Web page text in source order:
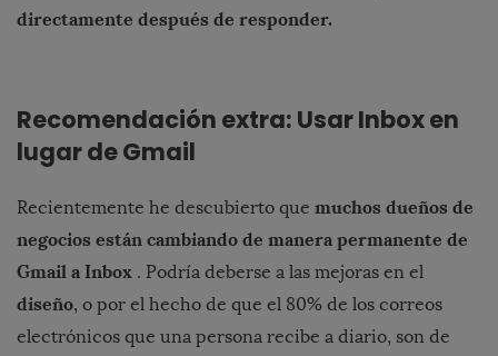
directamente después de responder.
Recomendación extra: Usar Inbox en
lugar de Gmail
Recientemente he descubierto que muchos dueños de
negocios están cambiando de manera permanente de
Gmail a Inbox . Podría deberse a las mejoras en el
diseño, o por el hecho de que el 80% de los correos
electrónicos que una persona recibe a diario, son de